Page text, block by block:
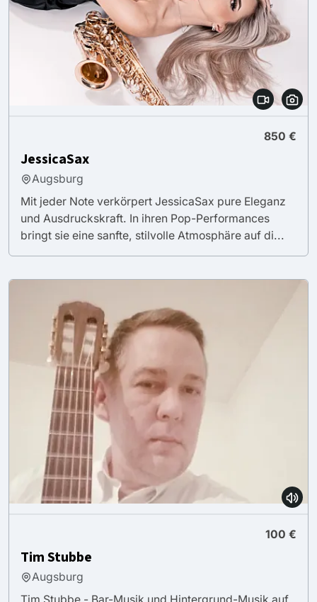
850 €
JessicaSax
Augsburg
Mit jeder Note verkörpert JessicaSax pure Eleganz
und Ausdruckskraft. In ihren Pop-Performances
bringt sie eine sanfte, stilvolle Atmosphäre auf di...
100 €
Tim Stubbe
Augsburg